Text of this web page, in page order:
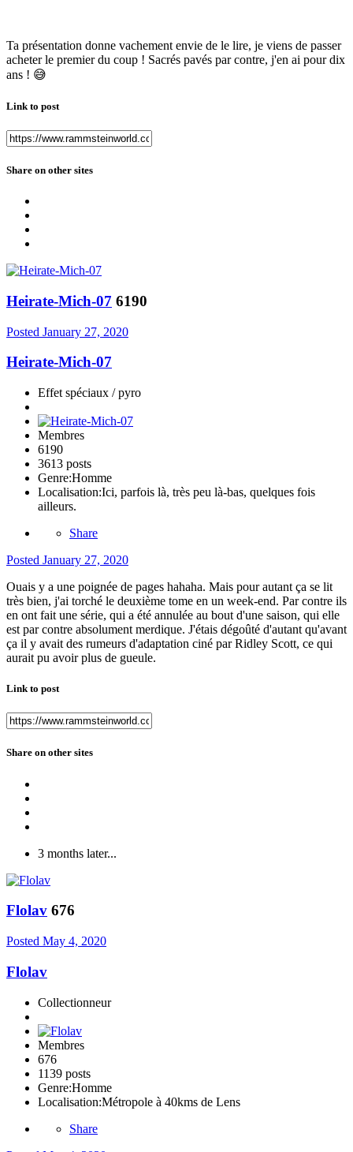
Ta présentation donne vachement envie de le lire, je viens de passer
acheter le premier du coup ! Sacrés pavés par contre, j'en ai pour dix
ans ! 😅
Link to post
Share on other sites
Heirate-Mich-07 6190
Posted January 27, 2020
Heirate-Mich-07
Effet spéciaux / pyro
Membres
6190
3613 posts
Genre:Homme
Localisation:Ici, parfois là, très peu là-bas, quelques fois
ailleurs.
Share
Posted January 27, 2020
Ouais y a une poignée de pages hahaha. Mais pour autant ça se lit
très bien, j'ai torché le deuxième tome en un week-end. Par contre ils
en ont fait une série, qui a été annulée au bout d'une saison, qui elle
est par contre absolument merdique. J'étais dégoûté d'autant qu'avant
ça il y avait des rumeurs d'adaptation ciné par Ridley Scott, ce qui
aurait pu avoir plus de gueule.
Link to post
Share on other sites
3 months later...
Flolav 676
Posted May 4, 2020
Flolav
Collectionneur
Membres
676
1139 posts
Genre:Homme
Localisation:Métropole à 40kms de Lens
Share